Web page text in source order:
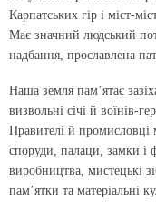
Карпатських гір і міст-
Має значний людський
надбання, прославлена
Наша земля пам’ятає
визвольні січі й воїнів-
Правителі й промисловці
споруди, палаци, замки і
виробництва, мистецькі
пам’ятки та матеріальні